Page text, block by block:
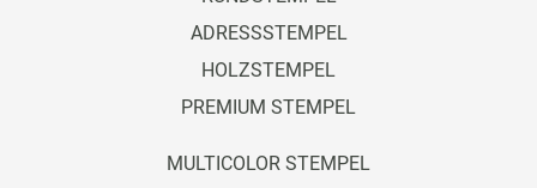
ADRESSSTEMPEL
HOLZSTEMPEL
PREMIUM STEMPEL
MULTICOLOR STEMPEL